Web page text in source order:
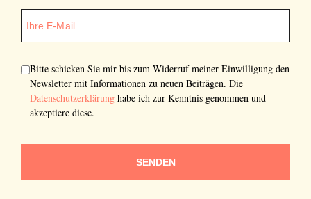
Bitte schicken Sie mir bis zum Widerruf meiner Einwilligung den
Newsletter mit Informationen zu neuen Beiträgen. Die
Datenschutzerklärung habe ich zur Kenntnis genommen und
akzeptiere diese.
SENDEN